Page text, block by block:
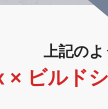
上記の
× ビルド